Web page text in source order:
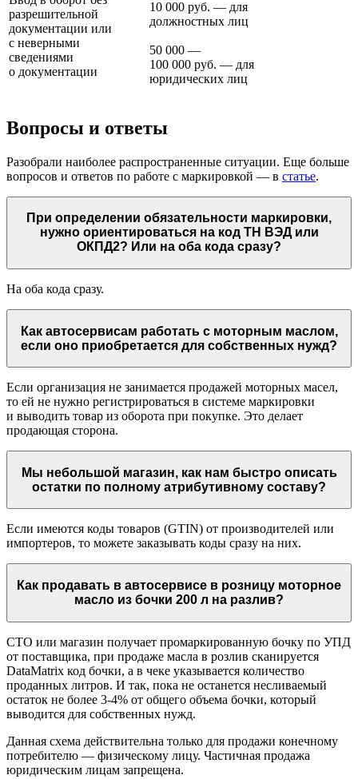
разрешительной
документации или
с неверными
сведениями
о документации
10 000 руб. — для
должностных лиц
50 000 —
100 000 руб. — для
юридических лиц
Вопросы и ответы
Разобрали наиболее распространенные ситуации. Еще больше
вопросов и ответов по работе с маркировкой — в статье.
При определении обязательности маркировки,
нужно ориентироваться на код ТН ВЭД или
ОКПД2? Или на оба кода сразу?
На оба кода сразу.
Как автосервисам работать с моторным маслом,
если оно приобретается для собственных нужд?
Если организация не занимается продажей моторных масел,
то ей не нужно регистрироваться в системе маркировки
и выводить товар из оборота при покупке. Это делает
продающая сторона.
Мы небольшой магазин, как нам быстро описать
остатки по полному атрибутивному составу?
Если имеются коды товаров (GTIN) от производителей или
импортеров, то можете заказывать коды сразу на них.
Как продавать в автосервисе в розницу моторное
масло из бочки 200 л на разлив?
СТО или магазин получает промаркированную бочку по УПД
от поставщика, при продаже масла в розлив сканируется
DataMatrix код бочки, а в чеке указывается количество
проданных литров. И так, пока не останется несливаемый
остаток не более 3-4% от общего объема бочки, который
выводится для собственных нужд.
Данная схема действительна только для продажи конечному
потребителю — физическому лицу. Частичная продажа
юридическим лицам запрещена.